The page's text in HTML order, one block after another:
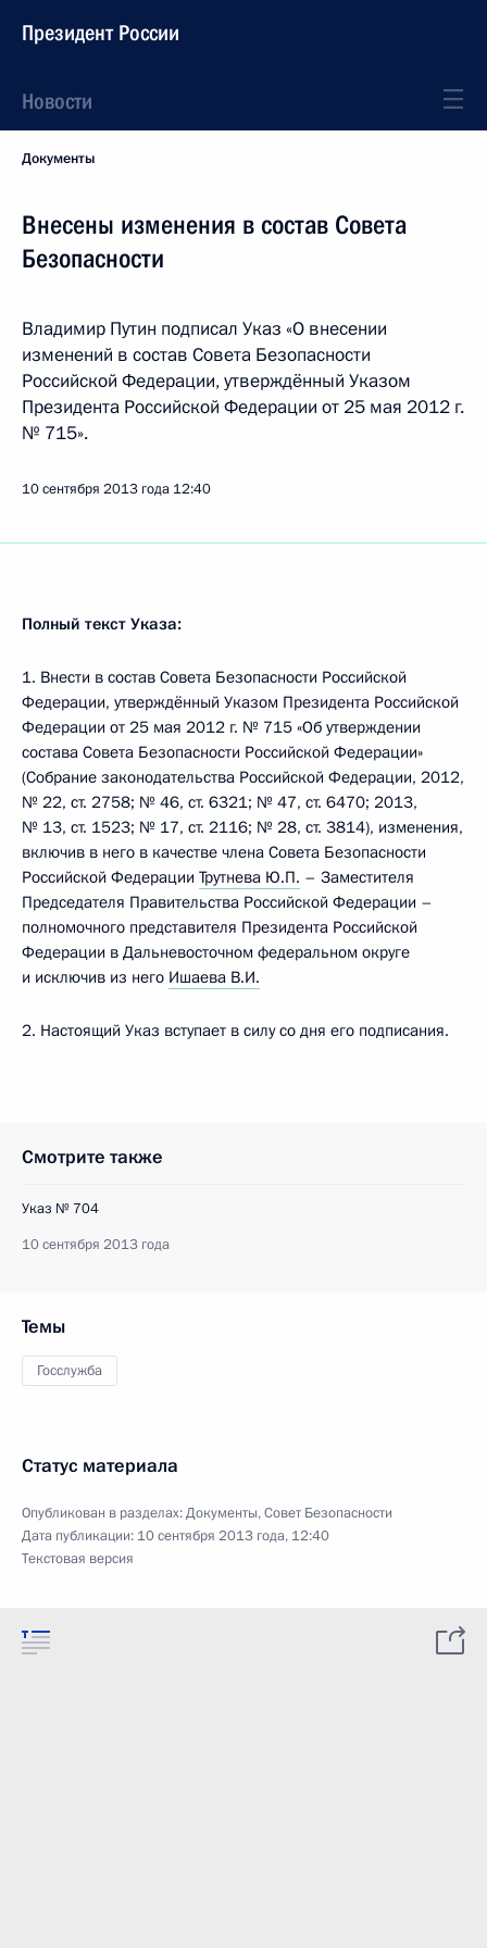
Президент России
Новости
Документы
Внесены изменения в состав Совета
Безопасности
Владимир Путин подписал Указ «О внесении
изменений в состав Совета Безопасности
Российской Федерации, утверждённый Указом
Президента Российской Федерации от 25 мая 2012 г.
№ 715».
10 сентября 2013 года 12:40
Полный текст Указа:
1. Внести в состав Совета Безопасности Российской
Федерации, утверждённый Указом Президента Российской
Федерации от 25 мая 2012 г. № 715 «Об утверждении
состава Совета Безопасности Российской Федерации»
(Собрание законодательства Российской Федерации, 2012,
№ 22, ст. 2758; № 46, ст. 6321; № 47, ст. 6470; 2013,
№ 13, ст. 1523; № 17, ст. 2116; № 28, ст. 3814), изменения,
включив в него в качестве члена Совета Безопасности
Российской Федерации Трутнева Ю.П. – Заместителя
Председателя Правительства Российской Федерации –
полномочного представителя Президента Российской
Федерации в Дальневосточном федеральном округе
и исключив из него Ишаева В.И.
2. Настоящий Указ вступает в силу со дня его подписания.
Смотрите также
Указ № 704
10 сентября 2013 года
Темы
Госслужба
Статус материала
Опубликован в разделах:Документы,Совет Безопасности
Дата публикации: 10 сентября 2013 года, 12:40
Текстовая версия